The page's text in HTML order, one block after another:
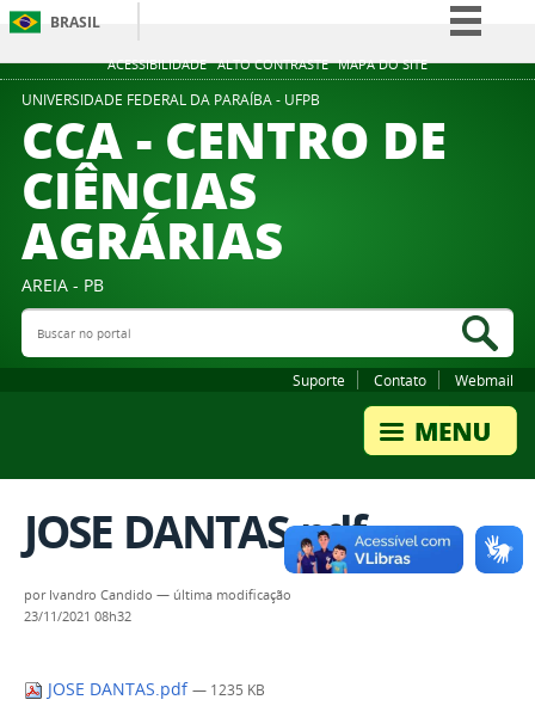
ACESSIBILIDADE ALTO CONTRASTE MAPA DO SITE
BRASIL
Simplifique!
Participe
UNIVERSIDADE FEDERAL DA PARAÍBA - UFPB
CCA - CENTRO DE
CIÊNCIAS
AGRÁRIAS
AREIA - PB
Buscar no portal
Suporte Contato Webmail
JOSE DANTAS.pdf
por Ivandro Candido — última modificação
23/11/2021 08h32
JOSE DANTAS.pdf — 1235 KB